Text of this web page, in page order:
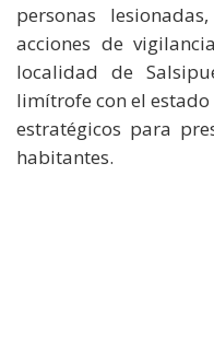
personas
acciones de
localidad de
limítrofe con el
estratégicos para
habitantes.